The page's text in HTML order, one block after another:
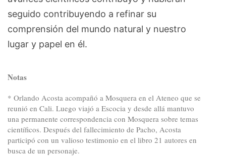
seguido contribuyendo a refinar su
comprensión del mundo natural y nuestro
lugar y papel en él.
Notas
* Orlando Acosta acompañó a Mosquera en el Ateneo que se
reunió en Cali. Luego viajó a Escocia y desde allá mantuvo
una permanente correspondencia con Mosquera sobre temas
científicos. Después del fallecimiento de Pacho, Acosta
participó con un valioso testimonio en el libro 21 autores en
busca de un personaje.